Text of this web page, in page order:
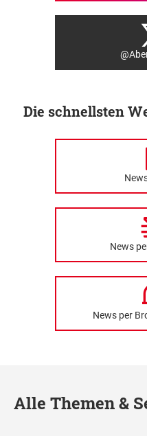
Die schnellsten
News
News per
Alle Themen &